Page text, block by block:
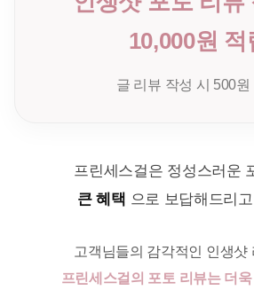
10,000원 적
글 리뷰 작성 시 500원
프린세스걸은 정성스러운
큰 혜택 으로 보답해드리
고객님들의 감각적인 인생샷
프린세스걸의 포토 리뷰는 더